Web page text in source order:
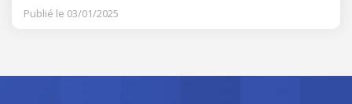
Publié le 03/01/2025